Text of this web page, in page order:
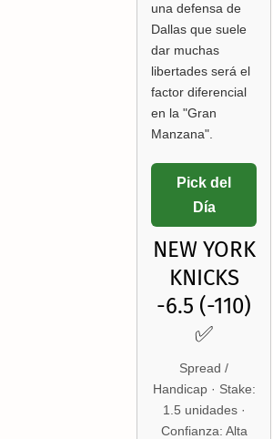
una defensa de
Dallas que suele
dar muchas
libertades será el
factor diferencial
en la "Gran
Manzana".
Pick del
Día
NEW YORK
KNICKS
-6.5 (-110)
✅
Spread /
Handicap · Stake:
1.5 unidades ·
Confianza: Alta